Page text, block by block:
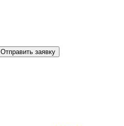
Отправить заявку